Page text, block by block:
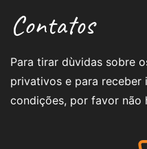
Contatos
Para tirar dùvidas sobre
privativos e para receber
condições, por favor não